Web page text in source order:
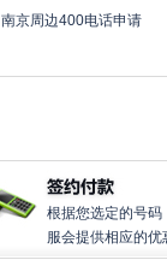
南京周边400电话申请
根据您选定的号码
服会提供相应的优